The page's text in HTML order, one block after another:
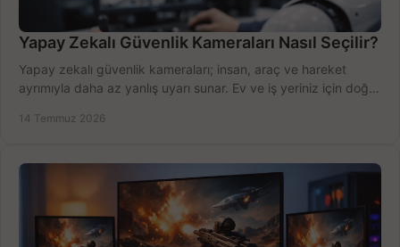
Yapay Zekalı Güvenlik Kameraları Nasıl Seçilir?
Yapay zekalı güvenlik kameraları; insan, araç ve hareket
ayrımıyla daha az yanlış uyarı sunar. Ev ve iş yeriniz için doğru
14 Temmuz 2026